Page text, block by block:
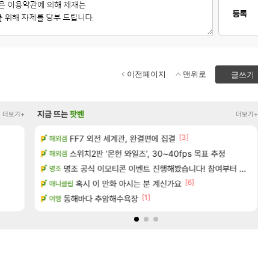
등록
글쓰기
이전페이지 맨위로
더보기+
SOL 도와주세요..! [7]
메이플 현재 나무위키 실검 1위인 김규원 [82]
로아 골드 파는 게 왜 쌀숭이임? [193]
검은사막 대충 연구소요약 [5]
검은사막 풍풍풍 군왕주차가 씹이득 가성비라고 ????
지금 뜨는팟벤 더보기+
해외겜 FF7 외전 세계관, 완결편에 집결 [3]
해외겜 스위치2판 ‘몬헌 와일즈’, 30~40fps 목표 추정
명조 명조 공식 이모티콘 이벤트 진행해봤습니다! 참여부터 추첨까지????
애니클립 혹시 이 만화 아시는 분 계신가요 [6]
여행 동해바다 추암해수욕장 [1]